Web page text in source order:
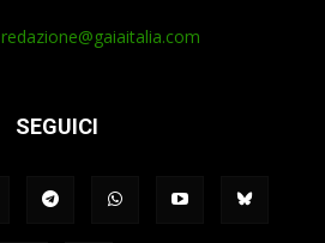
redazione@gaiaitalia.com
SEGUICI